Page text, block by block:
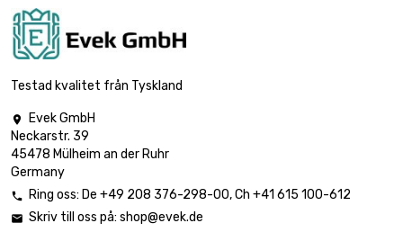
Testad kvalitet från Tyskland

Evek GmbH
Neckarstr. 39
45478 Mülheim an der Ruhr
Germany
 Ring oss: De +49 208 376-298-00, Ch +41 615 100-612
 Skriv till oss på: shop@evek.de